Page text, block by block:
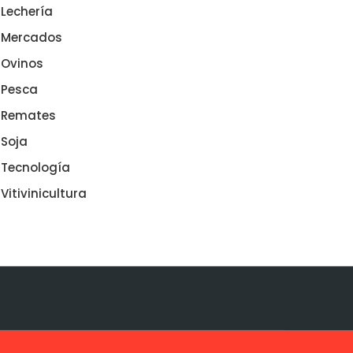
Lechería
Mercados
Ovinos
Pesca
Remates
Soja
Tecnología
Vitivinicultura